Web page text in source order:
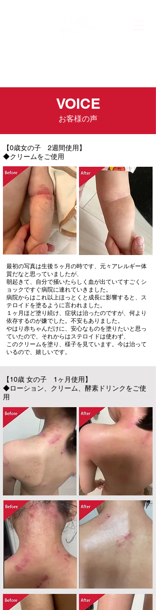
VOICE
お客様の声
【0歳女の子 2週間使用】
◆クリームをご使用
最初の写真は生後５ヶ月の時です、元々アレルギー体
質だなと思っていましたが、
朝起きて、自分で掻いたらしく血が出ていてすごくシ
ョックですぐ病院に連れていきました。
病院からはこれ以上ほっとくと成長に影響すると、ス
テロイドを塗るように言われました。
１ヶ月ほど塗り続け、症状は治ったのですが、何より
依存するのが嫌でした。不安もありました。
やはり赤ちゃんだけに、安心なものを塗りたいと思っ
ていたので、それからはステロイドは使わず、
このクリームを塗り、様子を見ています。今は治って
いるので、嬉しいです。
【10歳 女の子 1ヶ月使用】
◆ローション、クリーム、酵素ドリンクをご使
用